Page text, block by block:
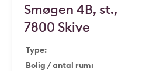
Smøgen 4B, st.,
7800 Skive
Type:
Bolig / antal rum: